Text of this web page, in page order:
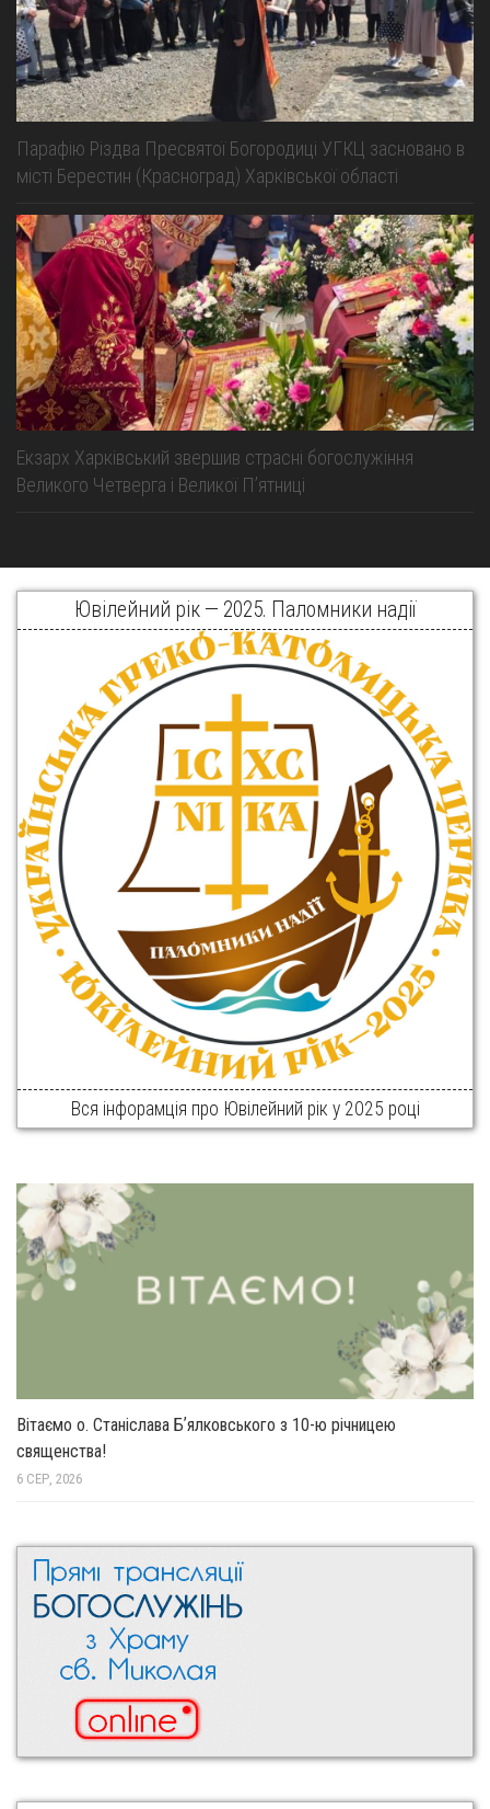
Парафію Різдва Пресвятої Богородиці УГКЦ засновано в
місті Берестин (Красноград) Харківської області
Екзарх Харківський звершив страсні богослужіння
Великого Четверга і Великої Пʼятниці
Ювілейний рік — 2025. Паломники надії
Вся інфорамція про Ювілейний рік у 2025 році
Вітаємо о. Станіслава Бʼялковського з 10-ю річницею
священства!
6 СЕР, 2026